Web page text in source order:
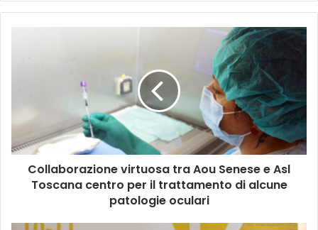
a
Collaborazione virtuosa tra Aou Senese e Asl
Toscana centro per il trattamento di alcune
patologie oculari